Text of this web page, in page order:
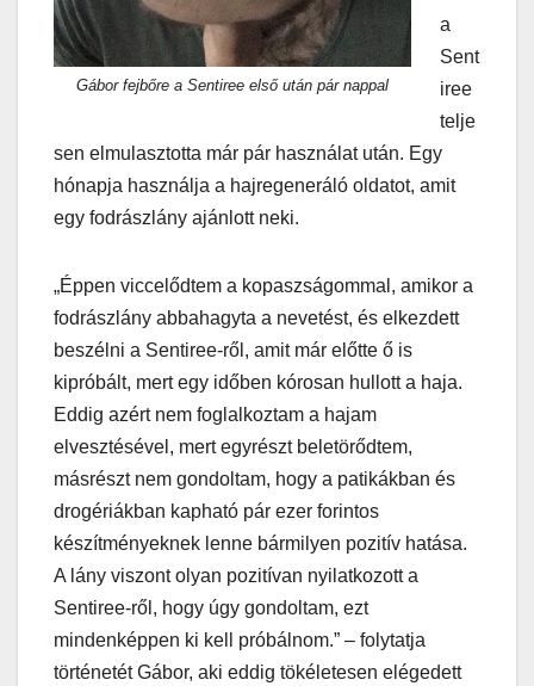
Gábor fejbőre a Sentiree első után pár nappal
a
Sent
iree
telje
sen elmulasztotta már pár használat után. Egy
hónapja használja a hajregeneráló oldatot, amit
egy fodrászlány ajánlott neki.
„Éppen viccelődtem a kopaszságommal, amikor a
fodrászlány abbahagyta a nevetést, és elkezdett
beszélni a Sentiree-ről, amit már előtte ő is
kipróbált, mert egy időben kórosan hullott a haja.
Eddig azért nem foglalkoztam a hajam
elvesztésével, mert egyrészt beletörődtem,
másrészt nem gondoltam, hogy a patikákban és
drogériákban kapható pár ezer forintos
készítményeknek lenne bármilyen pozitív hatása.
A lány viszont olyan pozitívan nyilatkozott a
Sentiree-ről, hogy úgy gondoltam, ezt
mindenképpen ki kell próbálnom.” – folytatja
történetét Gábor, aki eddig tökéletesen elégedett